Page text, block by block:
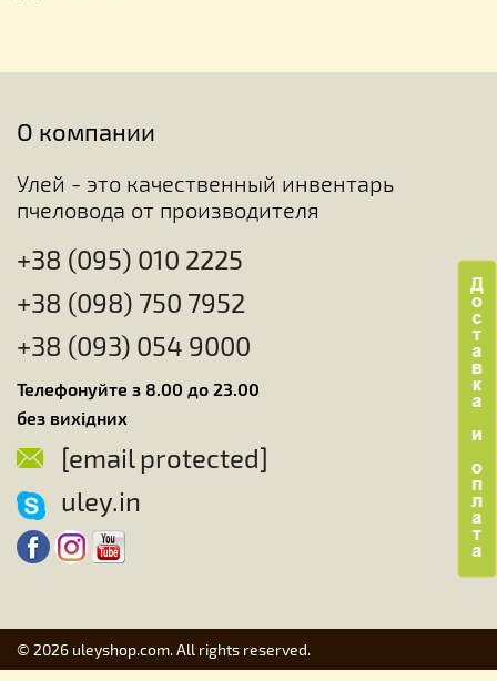
О компании
Улей - это качественный инвентарь
пчеловода от производителя
+38 (095) 010 2225
+38 (098) 750 7952
+38 (093) 054 9000
Телефонуйте з 8.00 до 23.00
без вихідних
[email protected]
uley.in
© 2026 uleyshop.com. All rights reserved.